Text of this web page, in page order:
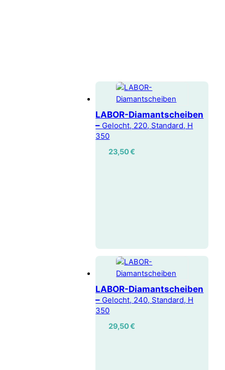
LABOR-Diamantscheiben
– Gelocht, 220, Standard, H
350
23,50€
LABOR-Diamantscheiben
– Gelocht, 240, Standard, H
350
29,50€